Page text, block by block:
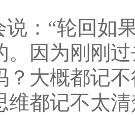
说：“轮回如
。因为刚刚
？大概都记
维都记不太